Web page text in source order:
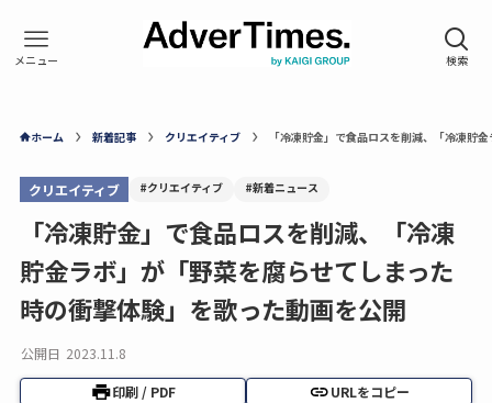
ホーム 新着記事 クリエイティブ 「冷凍貯金」で食品ロスを削減、「冷凍貯
クリエイティブ #クリエイティブ #新着ニュース
「冷凍貯金」で食品ロスを削減、「冷凍
貯金ラボ」が「野菜を腐らせてしまった
時の衝撃体験」を歌った動画を公開
公開日 2023.11.8
印刷 / PDF URLをコピー